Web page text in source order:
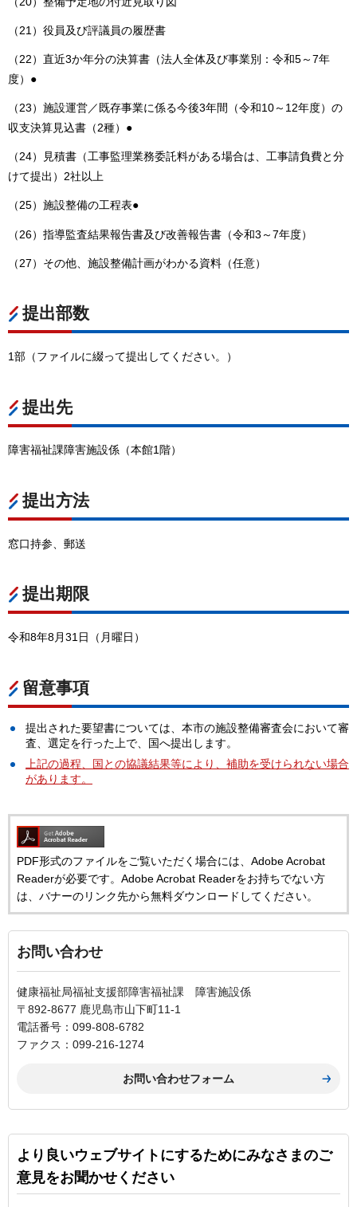
（21）役員及び評議員の履歴書
（22）直近3か年分の決算書（法人全体及び事業別：令和5～7年
度）●
（23）施設運営／既存事業に係る今後3年間（令和10～12年度）の
収支決算見込書（2種）●
（24）見積書（工事監理業務委託料がある場合は、工事請負費と分
けて提出）2社以上
（25）施設整備の工程表●
（26）指導監査結果報告書及び改善報告書（令和3～7年度）
（27）その他、施設整備計画がわかる資料（任意）
提出部数
1部（ファイルに綴って提出してください。）
提出先
障害福祉課障害施設係（本館1階）
提出方法
窓口持参、郵送
提出期限
令和8年8月31日（月曜日）
留意事項
提出された要望書については、本市の施設整備審査会において審
査、選定を行った上で、国へ提出します。
上記の過程、国との協議結果等により、補助を受けられない場合
があります。
PDF形式のファイルをご覧いただく場合には、Adobe Acrobat
Readerが必要です。Adobe Acrobat Readerをお持ちでない方
は、バナーのリンク先から無料ダウンロードしてください。
お問い合わせ
健康福祉局福祉支援部障害福祉課 障害施設係
〒892-8677 鹿児島市山下町11-1
電話番号：099-808-6782
ファクス：099-216-1274
より良いウェブサイトにするためにみなさまのご
意見をお聞かせください